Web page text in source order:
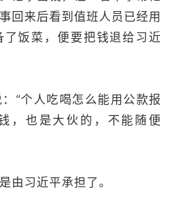
回来后看到值班人员已经用
饭菜，便要把钱退给习近
“个人吃喝怎么能用公款报
，也是大伙的，不能随便
由习近平承担了。